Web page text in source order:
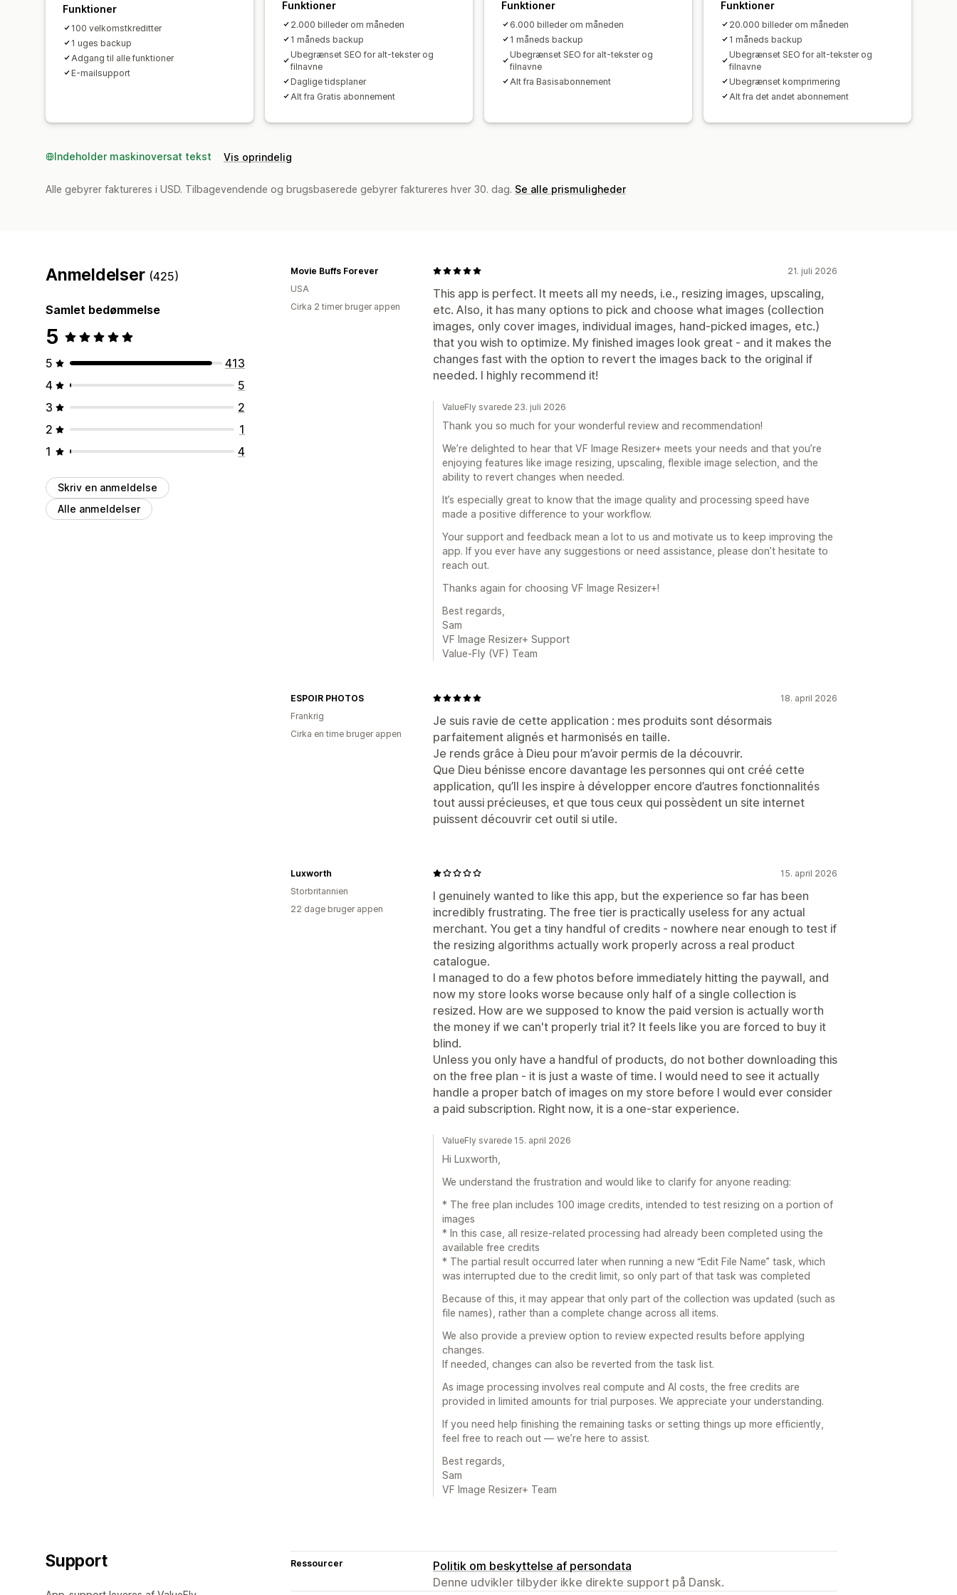
Funktioner
100 velkomstkreditter
1 uges backup
Adgang til alle funktioner
E-mailsupport
Funktioner
2.000 billeder om måneden
1 måneds backup
Ubegrænset SEO for alt-tekster og
filnavne
Daglige tidsplaner
Alt fra Gratis abonnement
Funktioner
6.000 billeder om måneden
1 måneds backup
Ubegrænset SEO for alt-tekster og
filnavne
Alt fra Basisabonnement
Funktioner
20.000 billeder om måneden
1 måneds backup
Ubegrænset SEO for alt-tekster og
filnavne
Ubegrænset komprimering
Alt fra det andet abonnement
Indeholder maskinoversat tekst Vis oprindelig
Alle gebyrer faktureres i USD. Tilbagevendende og brugsbaserede gebyrer faktureres hver 30. dag. Se alle prismuligheder
Anmeldelser (425)
Samlet bedømmelse
5
5
413
4
5
3
2
2
1
1
4
Skriv en anmeldelse
Alle anmeldelser
21. juli 2026
This app is perfect. It meets all my needs, i.e., resizing images, upscaling,
etc. Also, it has many options to pick and choose what images (collection
images, only cover images, individual images, hand-picked images, etc.)
that you wish to optimize. My finished images look great - and it makes the
changes fast with the option to revert the images back to the original if
needed. I highly recommend it!
Movie Buffs Forever
USA
Cirka 2 timer bruger appen
ValueFly svarede 23. juli 2026
Thank you so much for your wonderful review and recommendation!
We’re delighted to hear that VF Image Resizer+ meets your needs and that you’re
enjoying features like image resizing, upscaling, flexible image selection, and the
ability to revert changes when needed.
It’s especially great to know that the image quality and processing speed have
made a positive difference to your workflow.
Your support and feedback mean a lot to us and motivate us to keep improving the
app. If you ever have any suggestions or need assistance, please don’t hesitate to
reach out.
Thanks again for choosing VF Image Resizer+!
Best regards,
Sam
VF Image Resizer+ Support
Value-Fly (VF) Team
18. april 2026
Je suis ravie de cette application : mes produits sont désormais
parfaitement alignés et harmonisés en taille.
Je rends grâce à Dieu pour m’avoir permis de la découvrir.
Que Dieu bénisse encore davantage les personnes qui ont créé cette
application, qu’Il les inspire à développer encore d’autres fonctionnalités
tout aussi précieuses, et que tous ceux qui possèdent un site internet
puissent découvrir cet outil si utile.
ESPOIR PHOTOS
Frankrig
Cirka en time bruger appen
15. april 2026
I genuinely wanted to like this app, but the experience so far has been
incredibly frustrating. The free tier is practically useless for any actual
merchant. You get a tiny handful of credits - nowhere near enough to test if
the resizing algorithms actually work properly across a real product
catalogue.
I managed to do a few photos before immediately hitting the paywall, and
now my store looks worse because only half of a single collection is
resized. How are we supposed to know the paid version is actually worth
the money if we can't properly trial it? It feels like you are forced to buy it
blind.
Unless you only have a handful of products, do not bother downloading this
on the free plan - it is just a waste of time. I would need to see it actually
handle a proper batch of images on my store before I would ever consider
a paid subscription. Right now, it is a one-star experience.
Luxworth
Storbritannien
22 dage bruger appen
ValueFly svarede 15. april 2026
Hi Luxworth,
We understand the frustration and would like to clarify for anyone reading:
* The free plan includes 100 image credits, intended to test resizing on a portion of
images
* In this case, all resize-related processing had already been completed using the
available free credits
* The partial result occurred later when running a new “Edit File Name” task, which
was interrupted due to the credit limit, so only part of that task was completed
Because of this, it may appear that only part of the collection was updated (such as
file names), rather than a complete change across all items.
We also provide a preview option to review expected results before applying
changes.
If needed, changes can also be reverted from the task list.
As image processing involves real compute and AI costs, the free credits are
provided in limited amounts for trial purposes. We appreciate your understanding.
If you need help finishing the remaining tasks or setting things up more efficiently,
feel free to reach out — we’re here to assist.
Best regards,
Sam
VF Image Resizer+ Team
Support Ressourcer
Politik om beskyttelse af persondata
Denne udvikler tilbyder ikke direkte support på Dansk.